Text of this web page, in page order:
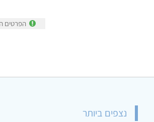
הפרטים
נצפים ביותר